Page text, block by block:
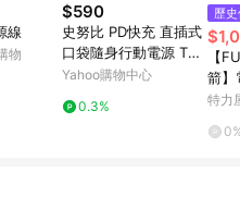
線
物
$590
史努比 PD快充 直插式
口袋隨身行動電源 TYP
E-C/Lightning 6000s
Yahoo購物中心
0.3%
歷
【
箭】
0平
特力